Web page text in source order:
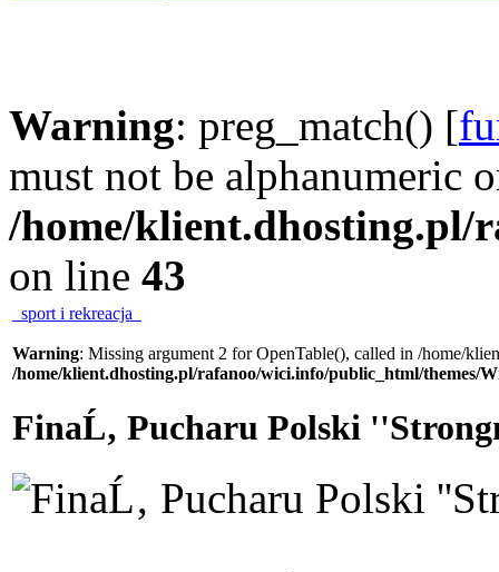
Warning: preg_match() [
must not be alphanumeric
/home/klient.dhosting.pl/
on line 43
sport i rekreacja
Warning: Missing argument 2 for OpenTable(), called in /home/
/home/klient.dhosting.pl/rafanoo/wici.info/public_html/themes/
FinaĹ‚ Pucharu Polski